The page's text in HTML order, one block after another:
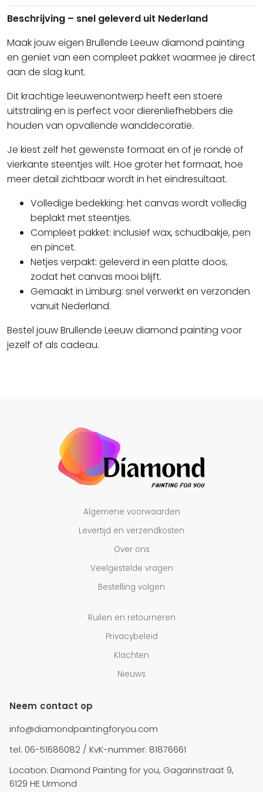
Beschrijving – snel geleverd uit Nederland
Maak jouw eigen Brullende Leeuw diamond painting
en geniet van een compleet pakket waarmee je direct
aan de slag kunt.
Dit krachtige leeuwenontwerp heeft een stoere
uitstraling en is perfect voor dierenliefhebbers die
houden van opvallende wanddecoratie.
Je kiest zelf het gewenste formaat en of je ronde of
vierkante steentjes wilt. Hoe groter het formaat, hoe
meer detail zichtbaar wordt in het eindresultaat.
Volledige bedekking: het canvas wordt volledig
beplakt met steentjes.
Compleet pakket: inclusief wax, schudbakje, pen
en pincet.
Netjes verpakt: geleverd in een platte doos,
zodat het canvas mooi blijft.
Gemaakt in Limburg: snel verwerkt en verzonden
vanuit Nederland.
Bestel jouw Brullende Leeuw diamond painting voor
jezelf of als cadeau.
Algemene voorwaarden
Levertijd en verzendkosten
Over ons
Veelgestelde vragen
Bestelling volgen
Ruilen en retourneren
Privacybeleid
Klachten
Nieuws
Neem contact op
info@diamondpaintingforyou.com
tel. 06-51686082 / KvK-nummer: 81876661
Location: Diamond Painting for you, Gagarinstraat 9,
6129 HE Urmond